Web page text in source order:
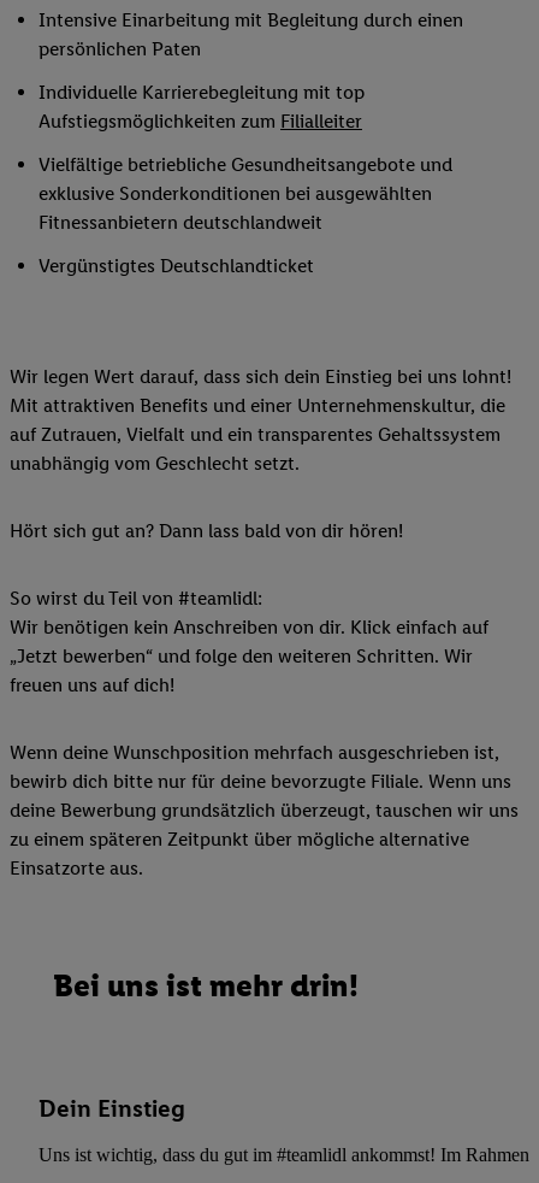
Intensive Einarbeitung mit Begleitung durch einen
persönlichen Paten
Individuelle Karrierebegleitung mit top
Aufstiegsmöglichkeiten zum Filialleiter
Vielfältige betriebliche Gesundheitsangebote und
exklusive Sonderkonditionen bei ausgewählten
Fitnessanbietern deutschlandweit
Vergünstigtes Deutschlandticket
Wir legen Wert darauf, dass sich dein Einstieg bei uns lohnt!
Mit attraktiven Benefits und einer Unternehmenskultur, die
auf Zutrauen, Vielfalt und ein transparentes Gehaltssystem
unabhängig vom Geschlecht setzt.
Hört sich gut an? Dann lass bald von dir hören!
So wirst du Teil von #teamlidl:
Wir benötigen kein Anschreiben von dir. Klick einfach auf
„Jetzt bewerben“ und folge den weiteren Schritten. Wir
freuen uns auf dich!
Wenn deine Wunschposition mehrfach ausgeschrieben ist,
bewirb dich bitte nur für deine bevorzugte Filiale. Wenn uns
deine Bewerbung grundsätzlich überzeugt, tauschen wir uns
zu einem späteren Zeitpunkt über mögliche alternative
Einsatzorte aus.
Bei uns ist mehr drin!
Dein Einstieg
Uns ist wichtig, dass du gut im #teamlidl ankommst! Im Rahmen